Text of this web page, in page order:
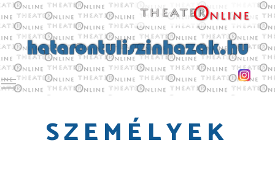
Toggle main menu visibility
SZEMÉLYEK